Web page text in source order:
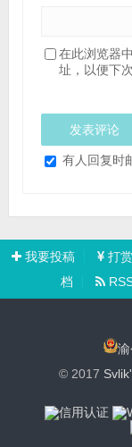
在此浏览器
址，以便下
有人回复时
我要投稿 打
档
© 2017